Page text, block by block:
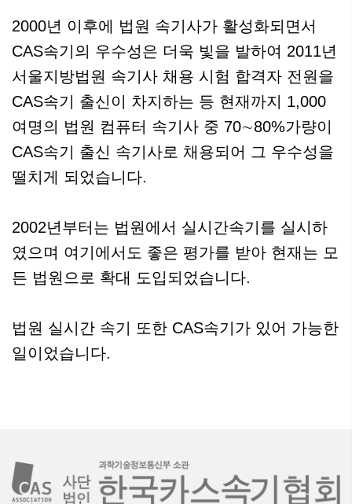
2000년 이후에 법원 속기사가 활성화되면서
CAS속기의 우수성은 더욱 빛을 발하여 2011년
서울지방법원 속기사 채용 시험 합격자 전원을
CAS속기 출신이 차지하는 등 현재까지 1,000
여명의 법원 컴퓨터 속기사 중 70∼80%가량이
CAS속기 출신 속기사로 채용되어 그 우수성을
떨치게 되었습니다.
2002년부터는 법원에서 실시간속기를 실시하
였으며 여기에서도 좋은 평가를 받아 현재는 모
든 법원으로 확대 도입되었습니다.
법원 실시간 속기 또한 CAS속기가 있어 가능한
일이었습니다.